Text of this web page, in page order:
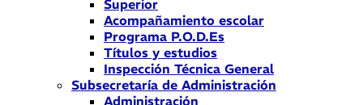
Superior
Acompañamiento escolar
Programa P.O.D.Es
Títulos y estudios
Inspección Técnica General
Subsecretaría de Administración
Administración